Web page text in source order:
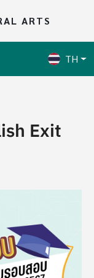
ARTS
TH
Exit